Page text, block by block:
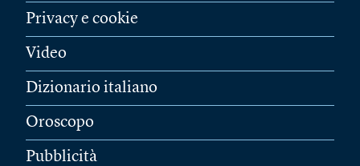
Privacy e cookie
Video
Dizionario italiano
Oroscopo
Pubblicità